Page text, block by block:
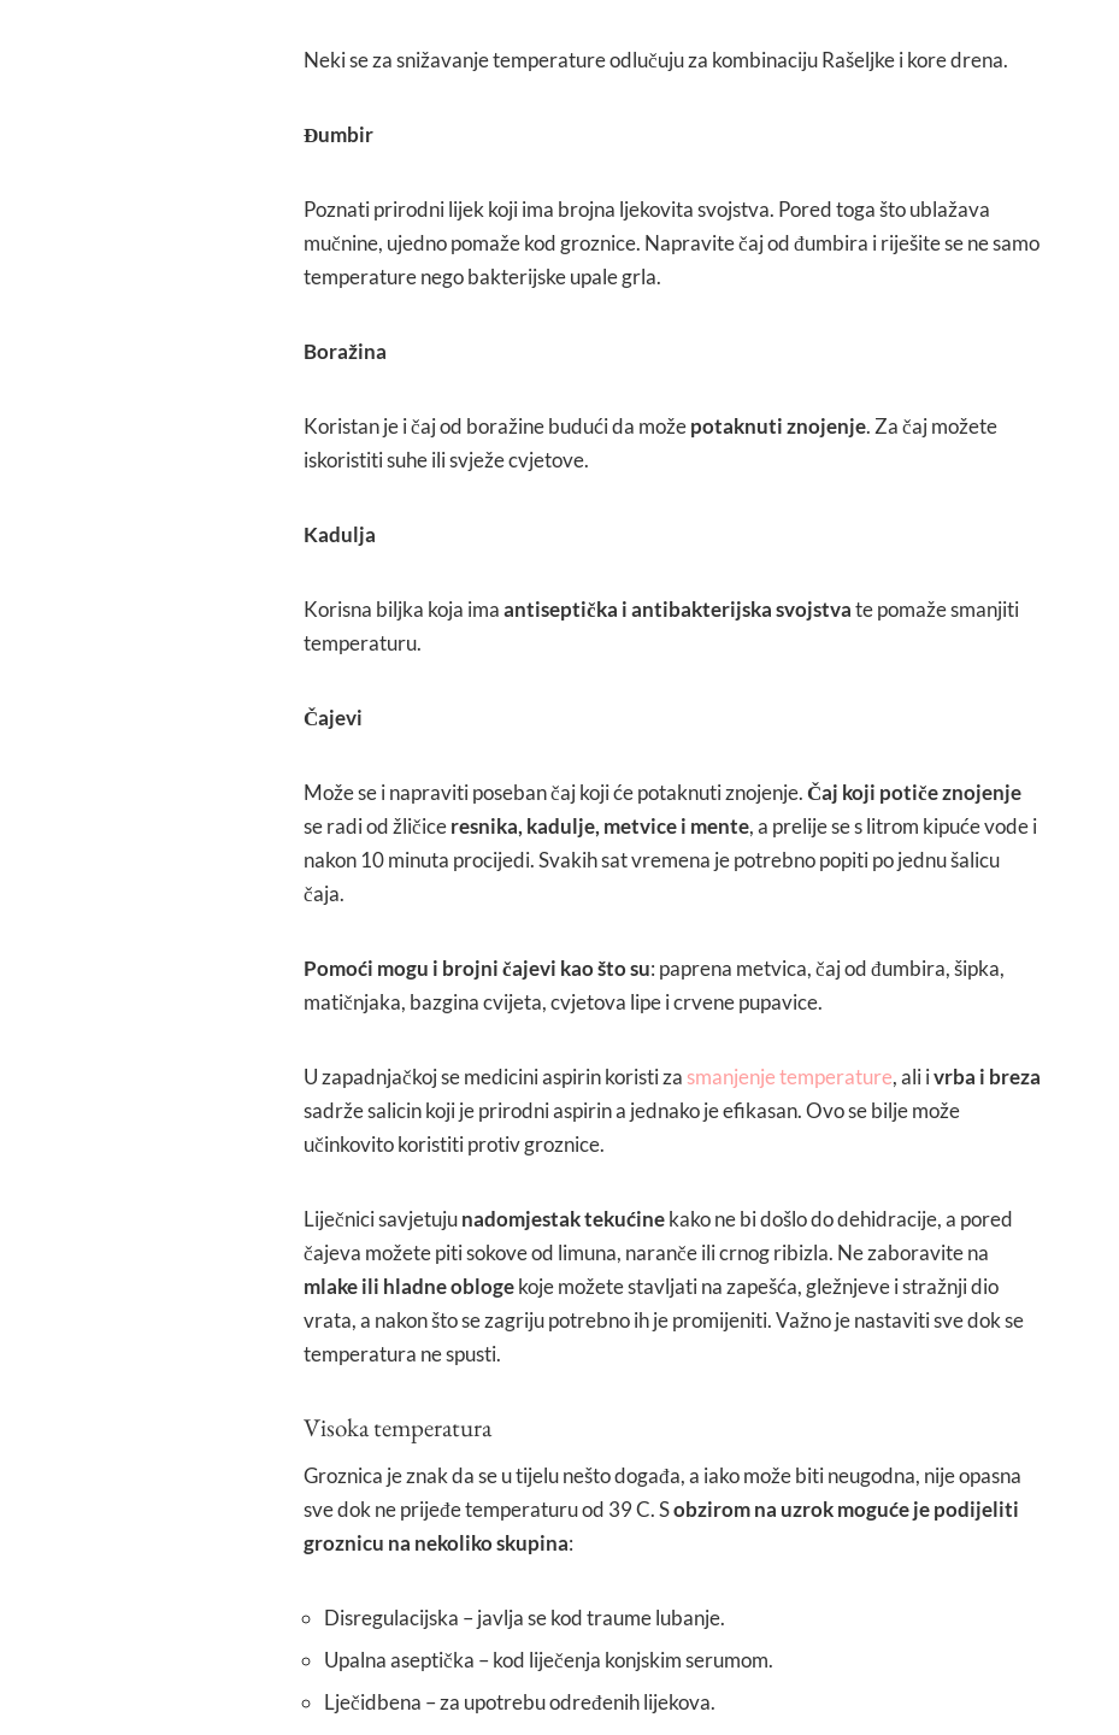
Neki se za snižavanje temperature odlučuju za kombinaciju Rašeljke i kore drena.
Đumbir
Poznati prirodni lijek koji ima brojna ljekovita svojstva. Pored toga što ublažava
mučnine, ujedno pomaže kod groznice. Napravite čaj od đumbira i riješite se ne samo
temperature nego bakterijske upale grla.
Boražina
Koristan je i čaj od boražine budući da možepotaknuti znojenje. Za čaj možete
iskoristiti suhe ili svježe cvjetove.
Kadulja
Korisna biljka koja imaantiseptička i antibakterijska svojstvate pomaže smanjiti
temperaturu.
Čajevi
Može se i napraviti poseban čaj koji će potaknuti znojenje.Čaj koji potiče znojenje
se radi od žličiceresnika, kadulje, metvice i mente, a prelije se s litrom kipuće vode i
nakon 10 minuta procijedi. Svakih sat vremena je potrebno popiti po jednu šalicu
čaja.
Pomoći mogu i brojni čajevi kao što su: paprena metvica, čaj od đumbira, šipka,
matičnjaka, bazgina cvijeta, cvjetova lipe i crvene pupavice.
U zapadnjačkoj se medicini aspirin koristi za smanjenje temperature, ali ivrba i breza
sadrže salicin koji je prirodni aspirin a jednako je efikasan. Ovo se bilje može
učinkovito koristiti protiv groznice.
Liječnici savjetujunadomjestak tekućinekako ne bi došlo do dehidracije, a pored
čajeva možete piti sokove od limuna, naranče ili crnog ribizla. Ne zaboravite na
mlake ili hladne oblogekoje možete stavljati na zapešća, gležnjeve i stražnji dio
vrata, a nakon što se zagriju potrebno ih je promijeniti. Važno je nastaviti sve dok se
temperatura ne spusti.
Visoka temperatura
Groznica je znak da se u tijelu nešto događa, a iako može biti neugodna, nije opasna
sve dok ne prijeđe temperaturu od 39 C. Sobzirom na uzrok moguće je podijeliti
groznicu na nekoliko skupina:
Disregulacijska – javlja se kod traume lubanje.
Upalna aseptička – kod liječenja konjskim serumom.
Lječidbena – za upotrebu određenih lijekova.